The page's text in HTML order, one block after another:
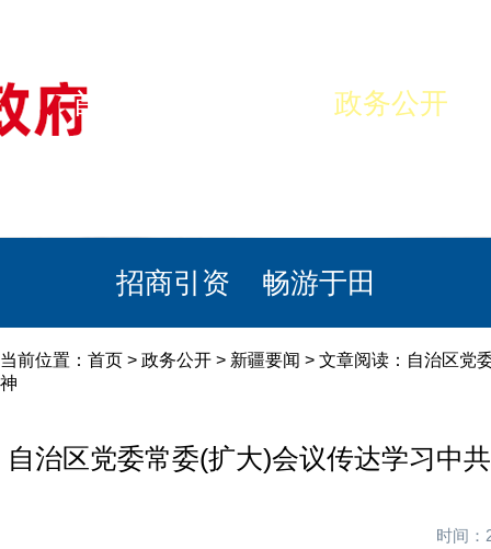
首页 政务公开
招商引资 畅游于田
当前位置： 首页 > 政务公开 > 新疆要闻 > 文章阅读：自治区党
神
自治区党委常委(扩大)会议传达学习中
时间：